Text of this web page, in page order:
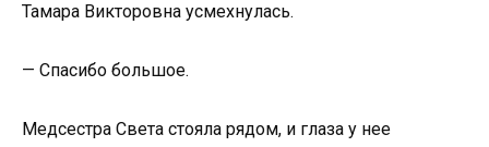
Тамара Викторовна усмехнулась.
— Спасибо большое.
Медсестра Света стояла рядом, и глаза у нее